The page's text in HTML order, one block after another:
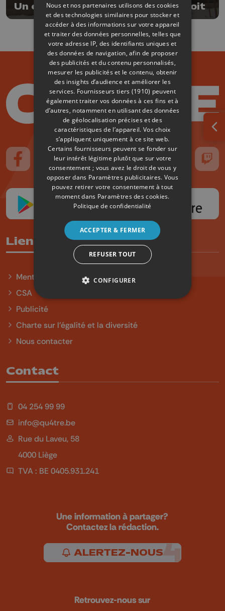
Un espace de co-living au Val Benoit
Suivez-nous sur FaceBook
Suivez-nous sur Instagram
Suivez-nous sur TikTokSuivez-nous sur YouTube
Suivez-nous
Liens utiles
Mentions légales
CSA
Publicité
Charte sur l'égalité et la diversité
Nous contacter
Contact
04 254 99 99
info@qu4tre.be
Rue du Laveu, 58
4000 Liège
TVA : BE 0405.931.241
Une information à partager?
Contactez la rédaction.
ALERTEZ-NOUS
Retrouvez-nous sur
Nous et nos partenaires utilisons des cookies
et des technologies similaires pour stocker et
accéder à des informations sur votre appareil
et traiter des données personnelles, telles que
votre adresse IP, des identifiants uniques et
des données de navigation, afin de proposer
des publicités et du contenu personnalisés,
mesurer les publicités et le contenu, obtenir
des insights d’audience et améliorer les
services. Fournisseurs tiers (1910) peuvent
également traiter vos données à ces fins et à
d’autres, notamment en utilisant des données
de géolocalisation précises et des
caractéristiques de l’appareil. Vos choix
s’appliquent uniquement à ce site web.
Certains fournisseurs peuvent se fonder sur
leur intérêt légitime plutôt que sur votre
consentement ; vous avez le droit de vous y
opposer dans Paramètres publicitaires. Vous
pouvez retirer votre consentement à tout
moment dans Paramètres des cookies.
Politique de confidentialité
ACCEPTER & FERMER
REFUSER TOUT
CONFIGURER